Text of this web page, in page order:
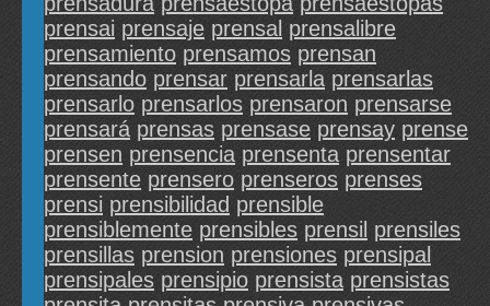
prensai prensaje prensal prensalibre
prensamiento prensamos prensan
prensando prensar prensarla prensarlas
prensarlo prensarlos prensaron prensarse
prensará prensas prensase prensay prense
prensen prensencia prensenta prensentar
prensente prensero prenseros prenses
prensi prensibilidad prensible
prensiblemente prensibles prensil prensiles
prensillas prension prensiones prensipal
prensipales prensipio prensista prensistas